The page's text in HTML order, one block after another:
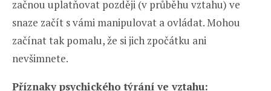
začnou uplatňovat později (v průběhu vztahu) ve
snaze začít s vámi manipulovat a ovládat. Mohou
začínat tak pomalu, že si jich zpočátku ani
nevšimnete.
Příznaky psychického týrání ve vztahu: